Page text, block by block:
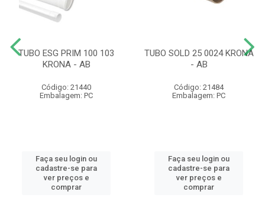
TUBO ESG PRIM 100 103
KRONA - AB
Código: 21440
Embalagem: PC
Faça seu login ou
cadastre-se para
ver preços e
comprar
TUBO SOLD 25 0024 KRONA
- AB
Código: 21484
Embalagem: PC
Faça seu login ou
cadastre-se para
ver preços e
comprar